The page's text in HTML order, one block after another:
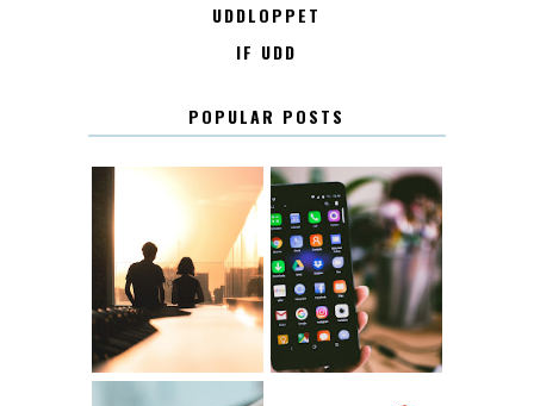
UDDLOPPET
IF UDD
POPULAR POSTS
KONTAKT KONTAKTLISTA